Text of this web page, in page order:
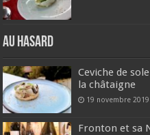
Au hasard
Ceviche de
la châtaigne
19 novembre 2019
Fronton et sa